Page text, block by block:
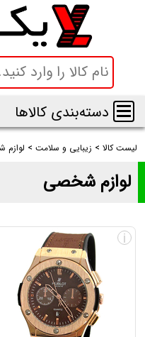
دسته‌بندی کالاها
لیست کالا > زیبایی و سلامت >
لوازم شخصی
لیست محصولات
i